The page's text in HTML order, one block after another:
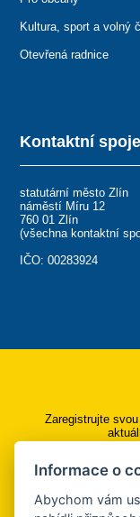
Kontaktní
statutární město Zlín
náměstí Míru 12
760 01 Zlín
(všechna kontaktní
IČO: 00283924
Kultura, sport a volný
Otevřená radnice
Zaregistrujte
Informace o
Abychom vám